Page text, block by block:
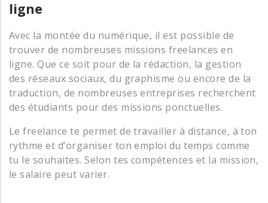
ligne
Avec la montée du numérique, il est possible de
trouver de nombreuses missions freelances en
ligne. Que ce soit pour de la rédaction, la gestion
des réseaux sociaux, du graphisme ou encore de la
traduction, de nombreuses entreprises recherchent
des étudiants pour des missions ponctuelles.
Le freelance te permet de travailler à distance, à ton
rythme et d’organiser ton emploi du temps comme
tu le souhaites. Selon tes compétences et la mission,
le salaire peut varier.